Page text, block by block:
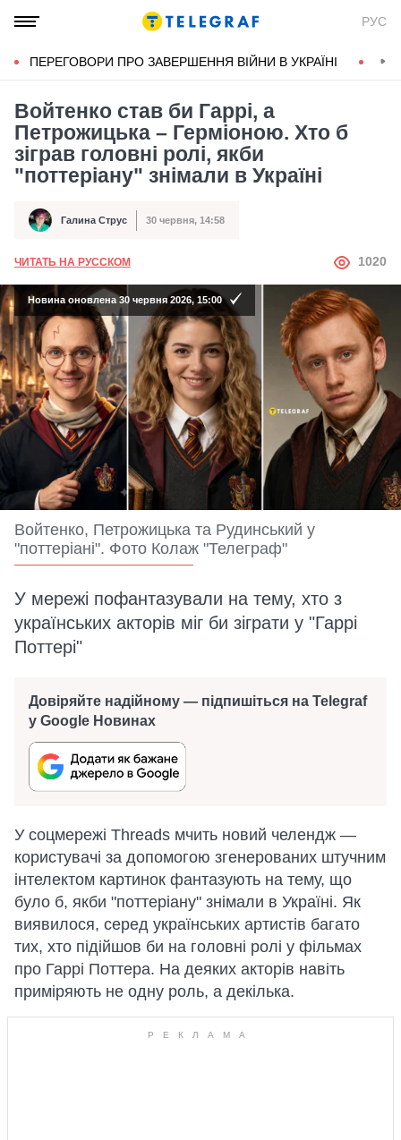
РУС
ПЕРЕГОВОРИ ПРО ЗАВЕРШЕННЯ ВІЙНИ В УКРАЇНІ
Войтенко став би Гаррі, а
Петрожицька – Герміоною. Хто б
зіграв головні ролі, якби
"поттеріану" знімали в Україні
Автор Галина Струс
Дата публікації 30 червня, 14:58
ЧИТАТЬ НА РУССКОМ АВТОР
1020
Новина оновлена 30 червня 2026, 15:00
Войтенко, Петрожицька та Рудинський у
"поттеріані". Фото Колаж "Телеграф"
У мережі пофантазували на тему, хто з
українських акторів міг би зіграти у "Гаррі
Поттері"
Довіряйте надійному — підпишіться на Telegraf
у Google Новинах
У соцмережі Threads мчить новий челендж —
користувачі за допомогою згенерованих штучним
інтелектом картинок фантазують на тему, що
було б, якби "поттеріану" знімали в Україні. Як
виявилося, серед українських артистів багато
тих, хто підійшов би на головні ролі у фільмах
про Гаррі Поттера. На деяких акторів навіть
приміряють не одну роль, а декілька.